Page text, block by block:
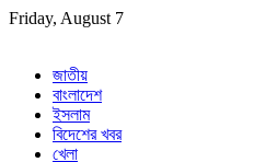
Skip
Friday, August 7
জাতীয়
বাংলাদেশ
ইসলাম
বিদেশের খবর
খেলা